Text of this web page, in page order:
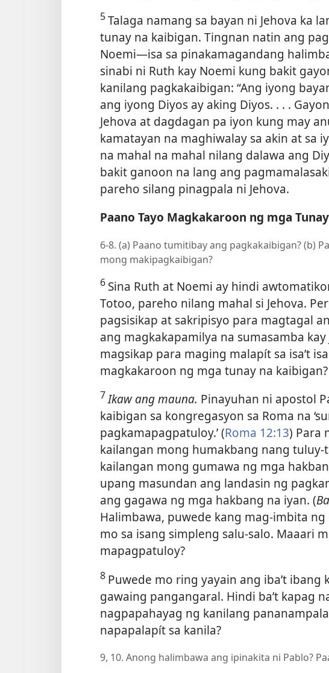
5Talaga namang sa bayan ni Jehova ka
tunay na kaibigan. Tingnan natin ang
Noemi​—isa sa pinakamagandang
sinabi ni Ruth kay Noemi kung bakit
kanilang pagkakaibigan: “Ang iyong
ang iyong Diyos ay aking Diyos. . . .
Jehova at dagdagan pa iyon kung may
kamatayan na maghiwalay sa akin at sa
na mahal na mahal nilang dalawa ang
bakit ganoon na lang ang
pareho silang pinagpala ni Jehova.
Paano Tayo Magkakaroon ng mga
6-8. (a) Paano tumitibay ang pagkakaibigan? (b)
mong makipagkaibigan?
6 Sina Ruth at Noemi ay hindi
Totoo, pareho nilang mahal si Jehova.
pagsisikap at sakripisyo para magtagal
ang magkakapamilya na sumasamba
magsikap para maging malapít sa isa’t
magkakaroon ng mga tunay na kaibigan?
7Ikaw ang mauna. Pinayuhan ni apostol
kaibigan sa kongregasyon sa Roma na
pagkamapagpatuloy.’ (Roma 12:13) Para
kailangan mong humakbang nang tuluy-
kailangan mong gumawa ng mga
upang masundan ang landasin ng
ang gagawa ng mga hakbang na iyan. (
Halimbawa, puwede kang mag-imbita
mo sa isang simpleng salu-salo. Maaari
mapagpatuloy?
8 Puwede mo ring yayain ang iba’t ibang
gawaing pangangaral. Hindi ba’t kapag
nagpapahayag ng kanilang
napapalapít sa kanila?
9, 10. Anong halimbawa ang ipinakita ni Pablo?